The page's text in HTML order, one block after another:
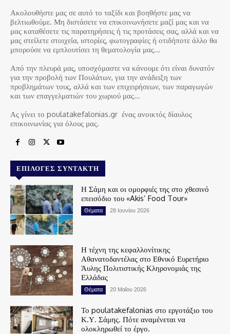
Ακολουθήστε μας σε αυτό το ταξίδι και βοηθήστε μας να
βελτιωθούμε. Μη διστάσετε να επικοινωνήσετε μαζί μας και να
μας καταθέσετε τις παρατηρήσεις ή τις προτάσεις σας, αλλά και να
μας στείλετε στοιχεία, ιστορίες, φωτογραφίες ή οτιδήποτε άλλο θα
μπορούσε να εμπλουτίσει τη θεματολογία μας…
Από την πλευρά μας, υποσχόμαστε να κάνουμε ότι είναι δυνατόν
για την προβολή των Πουλάτων, για την ανάδειξη των
προβλημάτων τους, αλλά και των επιχειρήσεων, των παραγωγών
και των επαγγελματιών του χωριού μας…
Ας γίνει το poulatakefalonias.gr ένας ανοικτός δίαυλος
επικοινωνίας για όλους μας.
ΕΠΙΛΟΓΈΣ ΣΥΝΤΆΚΤΗ
Η Σάμη και οι ομορφιές της στο χθεσινό
επεισόδιο του «Akis’ Food Tour»
Θέματα 28 Ιουνίου 2026
Η τέχνη της κεφαλλονίτικης
Αθανατοδαντέλας στο Εθνικό Ευρετήριο
Άυλης Πολιτιστικής Κληρονομιάς της
Ελλάδας
Θέματα 20 Μαΐου 2026
Το poulatakefalonias στο εργοτάξιο του
Κ.Υ. Σάμης. Πότε αναμένεται να
ολοκληρωθεί το έργο.